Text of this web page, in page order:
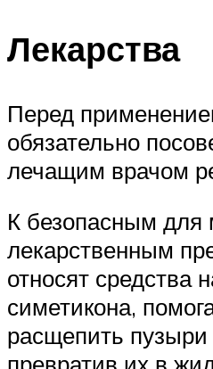
Лекарства
Перед
обязательно
лечащим врачом
К безопасным для
лекарственным
относят средства
симетикона,
расщепить пузыри